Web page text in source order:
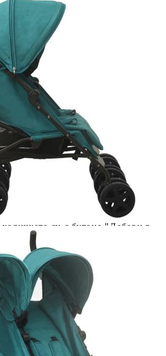
66 x 100 см (Ш х В)
зелена, стомана
from credit institutions
е с информационна цел.
количката си с бутона "Добави в
ще можете да изберете броя
informativ. Adăugați produsul în
veți putea selecta detaliile
е с информационна цел.
си с бутона "Добави в
ще можете да изберете броя
е с информационна цел.
количката си с бутона "Добави в
ще можете да изберете броя
е с информационна цел.
количката си с бутона "Добави в
ще можете да изберете броя